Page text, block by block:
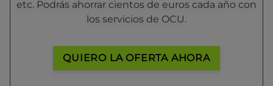
etc. Podrás ahorrar cientos de euros cada año con
los servicios de OCU.
QUIERO LA OFERTA AHORA